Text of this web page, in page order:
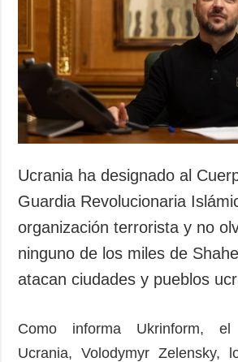
Ucrania ha designado al
Guardia Revolucionaria
organización terrorista y no
ninguno de los miles de
atacan ciudades y pueblos
Como informa Ukrinform,
Ucrania, Volodymyr Zelensky,